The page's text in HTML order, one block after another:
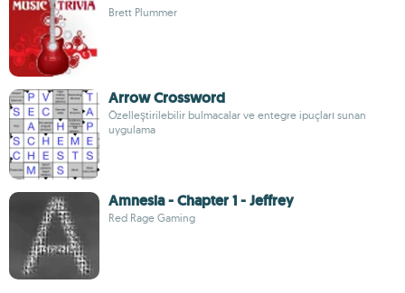
Brett Plummer
Arrow Crossword
Özelleştirilebilir bulmacalar ve entegre ipuçları sunan
uygulama
Amnesia - Chapter 1 - Jeffrey
Red Rage Gaming